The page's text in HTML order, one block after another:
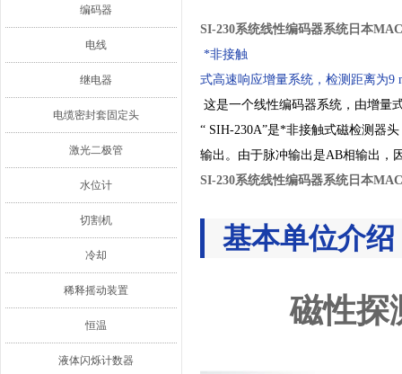
编码器
电线
继电器
电缆密封套固定头
激光二极管
水位计
切割机
冷却
稀释摇动装置
恒温
液体闪烁计数器
SI-230系统线性编码器系统日本
*非接触
式高速响应增量系统 ，检测距离为9
这是一个线性编码器系统，由增量
“ SIH-230A”是*非接触式磁检测器
输出。 由于脉冲输出是AB相输出，
SI-230系统线性编码器系统日本
基本单位介绍
磁性探